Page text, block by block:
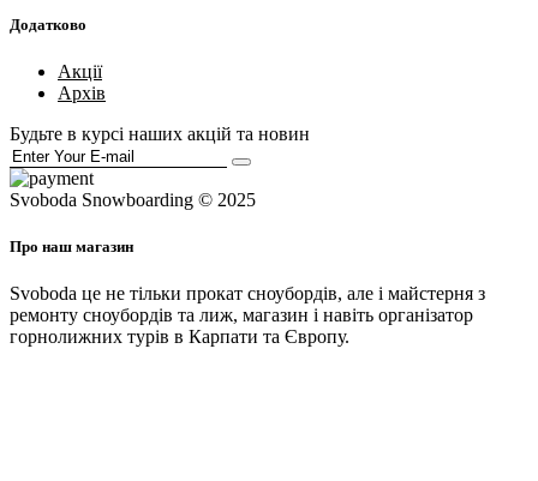
Додатково
Акції
Архів
Будьте в курсі наших акцій та новин
Svoboda Snowboarding © 2025
Про наш магазин
Svoboda це не тільки прокат сноубордів, але і майстерня з
ремонту сноубордів та лиж, магазин і навіть організатор
горнолижних турів в Карпати та Європу.